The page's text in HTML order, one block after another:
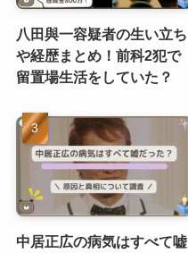
八田與一容疑者の生い立ち
や経歴まとめ！前科2犯で
留置場生活をしていた？
中居正広の病気はすべて嘘